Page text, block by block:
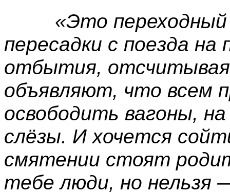
«Это переходный
пересадки с поезда
отбытия, отсчитывая
объявляют, что всем
освободить вагоны,
слёзы. И хочется
смятении стоят
тебе люди, но нельзя